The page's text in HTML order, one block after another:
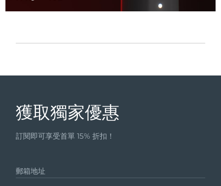
獲取獨家優惠
訂閱即可享受首單 15% 折扣！
郵箱地址